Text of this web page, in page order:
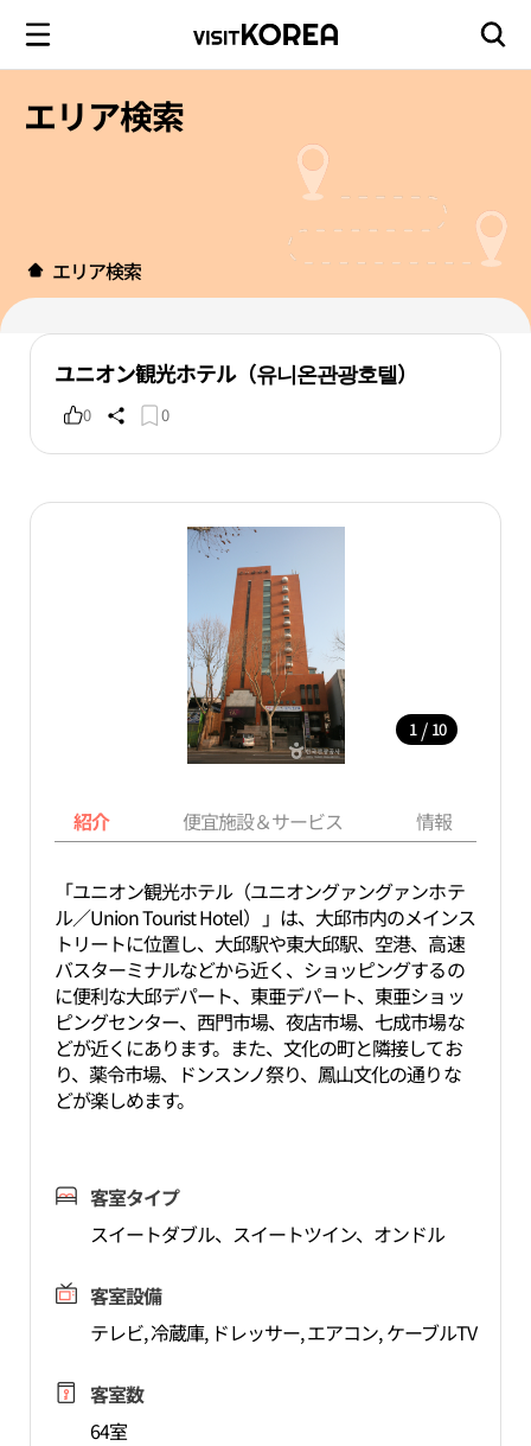
エリア検索
エリア検索
ユニオン観光ホテル（유니온관광호텔）
0 0
1 / 10
紹介 便宜施設＆サービス 情報
「ユニオン観光ホテル（ユニオングァングァンホテ
ル／Union Tourist Hotel）」は、大邱市内のメインス
トリートに位置し、大邱駅や東大邱駅、空港、高速
バスターミナルなどから近く、ショッピングするの
に便利な大邱デパート、東亜デパート、東亜ショッ
ピングセンター、西門市場、夜店市場、七成市場な
どが近くにあります。また、文化の町と隣接してお
り、薬令市場、ドンスンノ祭り、鳳山文化の通りな
どが楽しめます。
客室タイプ
スイートダブル、スイートツイン、オンドル
客室設備
テレビ, 冷蔵庫, ドレッサー, エアコン, ケーブルTV
客室数
64室